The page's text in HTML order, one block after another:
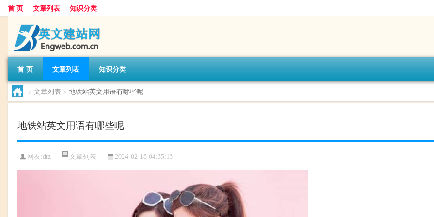
首 页 文章列表 知识分类
首 页 文章列表 知识分类
> 文章列表 > 地铁站英文用语有哪些呢
地铁站英文用语有哪些呢
网友:dtz 文章列表 2024-02-18 04:35:13